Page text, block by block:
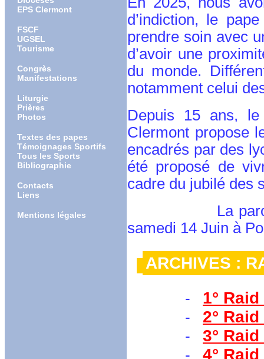
EPS Clermont
FSCF
UGSEL
Tourisme
Congrès
Manifestations
Liturgie
Prières
Photos
Textes des papes
Témoignages Sportifs
Tous les Sports
Bibliographie
Contacts
Liens
Mentions légales
d’indiction, le
prendre soin avec
d’avoir une
du monde.
notamment celui
Depuis 15 ans,
Clermont propose
encadrés par des
été proposé de
cadre du jubilé des
La paroisse
samedi 14 Juin à
ARCHIVES :
- 1°
- 2°
- 3°
- 4°